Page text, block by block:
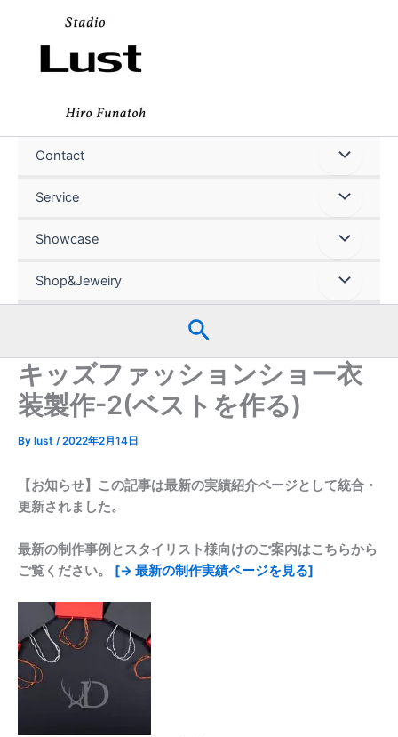
プ
Contact
Service
Showcase
Shop&Jeweiry
検
索
キッズファッションショー衣
装製作-2(ベストを作る)
By lust /2022年2月14日
【お知らせ】この記事は最新の実績紹介ページとして統合・
更新されました。
最新の制作事例とスタイリスト様向けのご案内はこちらから
ご覧ください。
[→ 最新の制作実績ページを見る]